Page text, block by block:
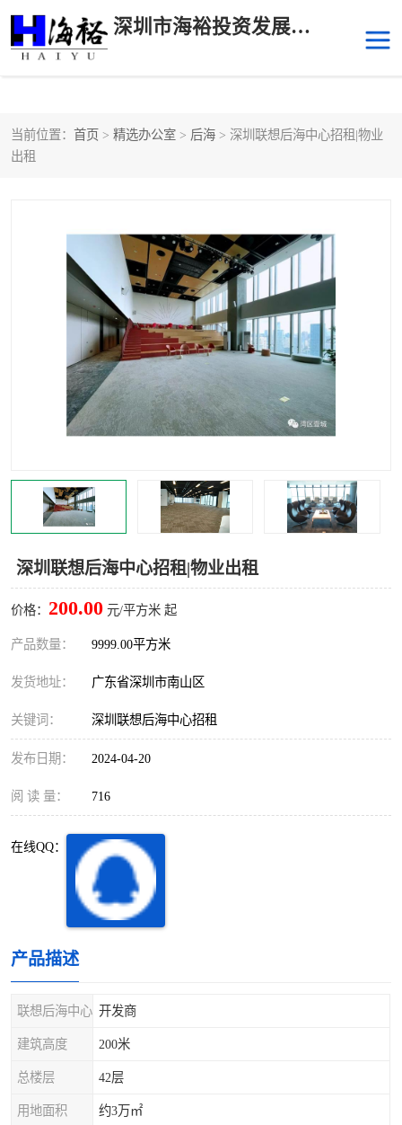
深圳市海裕投资发展有限公司
当前位置： 首页 > 精选办公室 > 后海 > 深圳联想后海中心招租|物业
出租
深圳联想后海中心招租|物业出租
价格： 200.00 元/平方米 起
产品数量： 9999.00平方米
发货地址： 广东省深圳市南山区
关键词： 深圳联想后海中心招租
发布日期： 2024-04-20
阅 读 量： 716
在线QQ：
产品描述
联想后海中心 开发商
建筑高度 200米
总楼层 42层
用地面积 约3万㎡
后海
深圳湾科技生态园
福田中心区写字楼租赁 宝安中心区
福田车公庙
罗湖水贝 南山南油
罗湖区
兴东 石岩
车公庙
中心区
南山区
深圳超级总部基地 后海
龙岗区
光明区
龙华观澜